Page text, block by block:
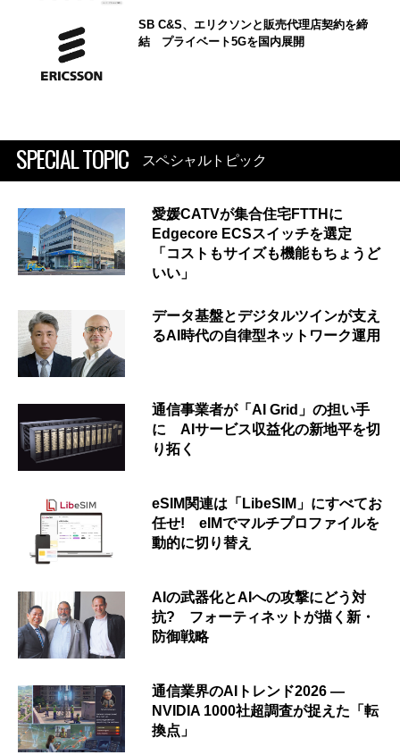
SB C&S、エリクソンと販売代理店契約を締
結 プライベート5Gを国内展開
SPECIAL TOPIC スペシャルトピック
愛媛CATVが集合住宅FTTHに
Edgecore ECSスイッチを選定
「コストもサイズも機能もちょうど
いい」
データ基盤とデジタルツインが支え
るAI時代の自律型ネットワーク運用
通信事業者が「AI Grid」の担い手
に AIサービス収益化の新地平を切
り拓く
eSIM関連は「LibeSIM」にすべてお
任せ! eIMでマルチプロファイルを
動的に切り替え
AIの武器化とAIへの攻撃にどう対
抗? フォーティネットが描く新・
防御戦略
通信業界のAIトレンド2026 ―
NVIDIA 1000社超調査が捉えた「転
換点」